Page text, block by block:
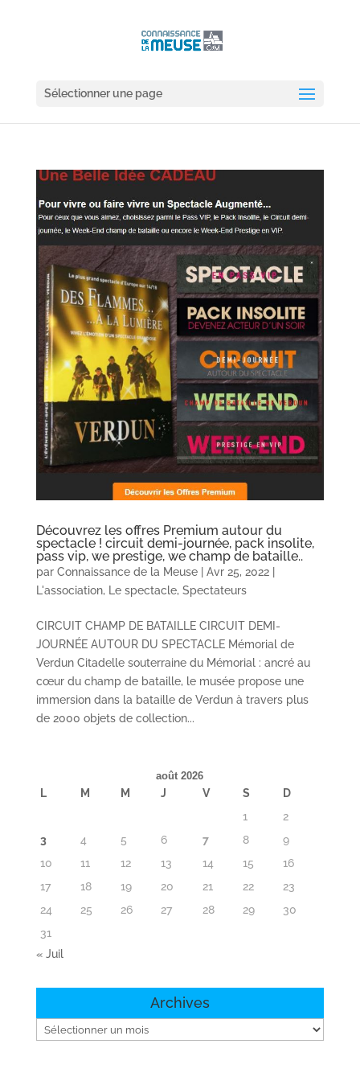
Sélectionner une page
Découvrez les offres Premium autour du
spectacle ! circuit demi-journée, pack insolite,
pass vip, we prestige, we champ de bataille..
par Connaissance de la Meuse| Avr 25, 2022|
L'association, Le spectacle, Spectateurs
CIRCUIT CHAMP DE BATAILLE CIRCUIT DEMI-
JOURNÉE AUTOUR DU SPECTACLE Mémorial de
Verdun Citadelle souterraine du Mémorial : ancré au
cœur du champ de bataille, le musée propose une
immersion dans la bataille de Verdun à travers plus
de 2000 objets de collection...
août 2026
L M M J V S
D
1
2
3
4 5 6 7 8
9
10
11 12 13 14 15
16
17
18 19 20 21 22
23
24
25 26 27 28 29
30
31
« Juil
Archives
Archives